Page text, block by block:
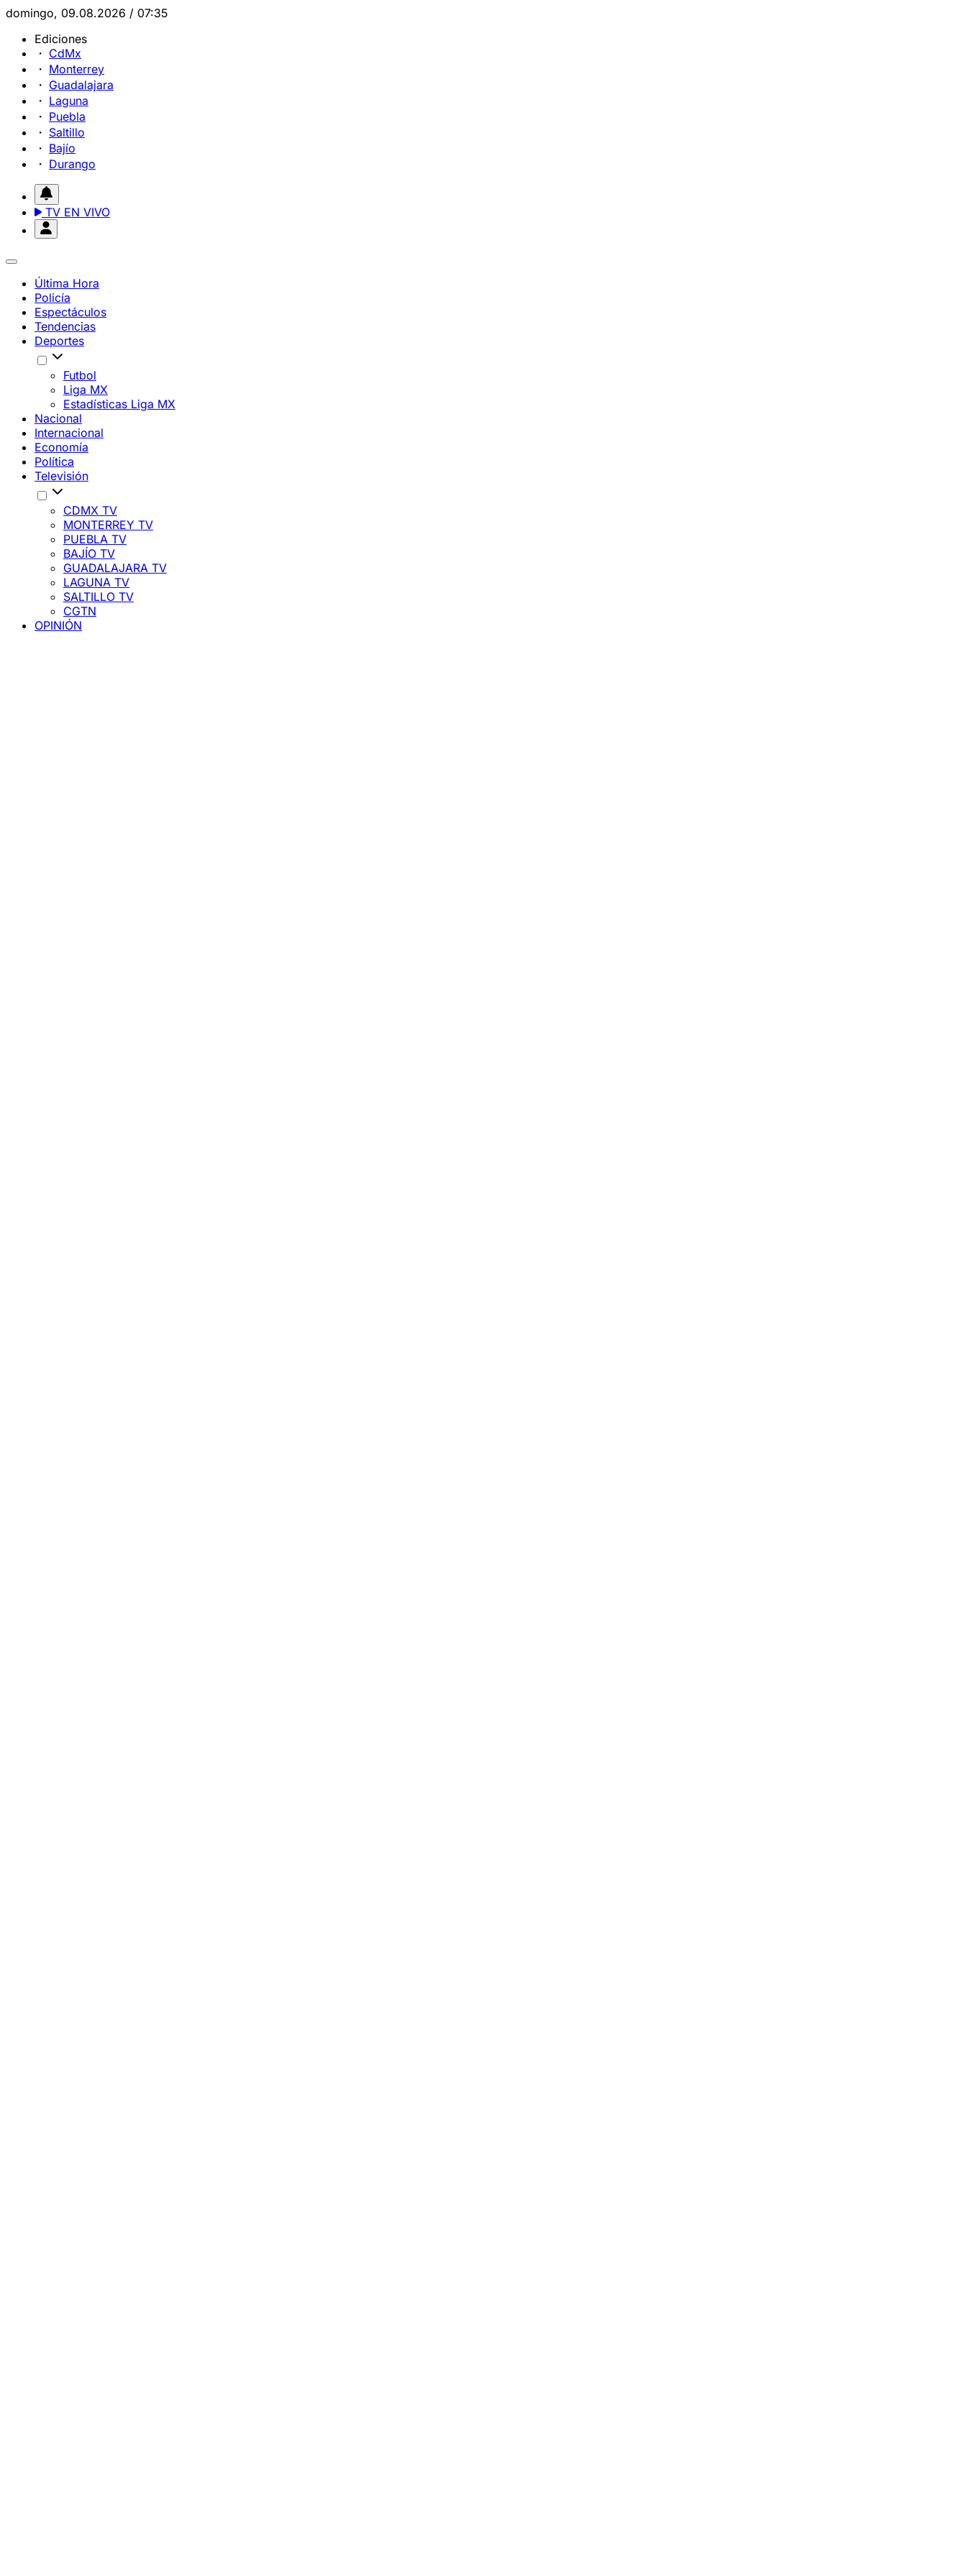
domingo, 09.08.2026 / 07:35
Ediciones
CdMx
Monterrey
Guadalajara
Laguna
Puebla
Saltillo
Bajío
Durango
TV EN VIVO
Última Hora
Policía
Espectáculos
Tendencias
Deportes
Futbol
Liga MX
Estadísticas Liga MX
Nacional
Internacional
Economía
Política
Televisión
CDMX TV
MONTERREY TV
PUEBLA TV
BAJÍO TV
GUADALAJARA TV
LAGUNA TV
SALTILLO TV
CGTN
OPINIÓN